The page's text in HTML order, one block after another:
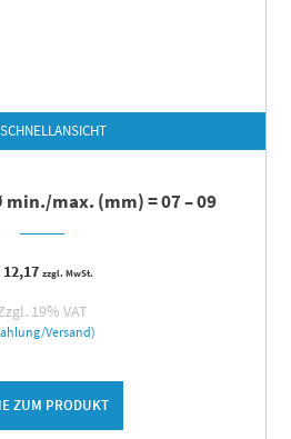
SCHNELLANSICHT
min./max. (mm) = 07 – 09
12,17 zzgl. MwSt.
19% VAT
Versand)
ZUM PRODUKT